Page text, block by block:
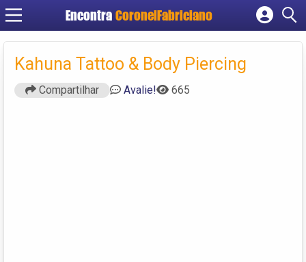
Encontra CoronelFabriciano
Cadastrar empresa
Criar conta
Kahuna Tattoo & Body Piercing
Compartilhar Avalie! 665